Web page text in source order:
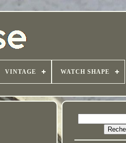
VINTAGE WATCH SHAPE